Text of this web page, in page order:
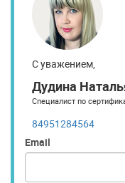
С уважением,
Дудина
Специалист по
84951284564
Email